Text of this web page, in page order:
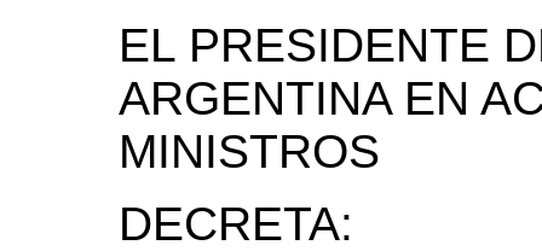
EL PRESIDENTE
ARGENTINA EN
MINISTROS
DECRETA: